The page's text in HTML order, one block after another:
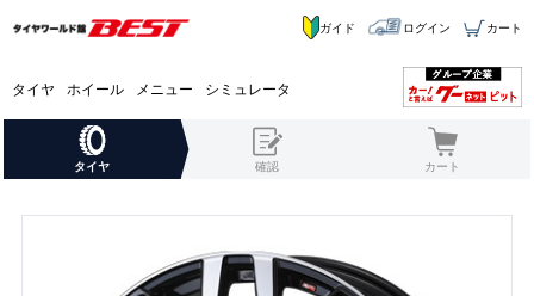
タイヤ ホイール メニュー シミュレータ
ガイド ログイン カート
タイヤ 確認 カート